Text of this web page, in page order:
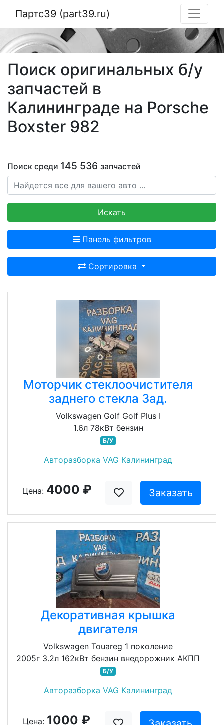
Партс39 (part39.ru)
Поиск оригинальных б/у
запчастей в
Калининграде на Porsche
Boxster 982
Поиск среди 145 536 запчастей
Искать
Панель фильтров
Сортировка
Моторчик стеклоочистителя
заднего стекла Зад.
Volkswagen Golf Golf Plus I
1.6л 78кВт бензин
Б/У
Авторазборка VAG Калининград
Цена: 4000 ₽ Заказать
Декоративная крышка
двигателя
Volkswagen Touareg 1 поколение
2005г 3.2л 162кВт бензин внедорожник АКПП
Б/У
Авторазборка VAG Калининград
Цена: 1000 ₽